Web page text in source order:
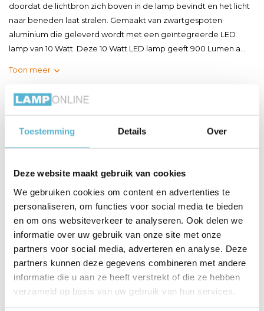
Toestemming Details Over
Deze website maakt gebruik van cookies
We gebruiken cookies om content en advertenties te
personaliseren, om functies voor social media te bieden
en om ons websiteverkeer te analyseren. Ook delen we
informatie over uw gebruik van onze site met onze
partners voor social media, adverteren en analyse. Deze
partners kunnen deze gegevens combineren met andere
informatie die u aan ze heeft verstrekt of die ze hebben
verzameld op basis van uw gebruik van hun services.
doordat de lichtbron zich boven in de lamp bevindt en het licht
naar beneden laat stralen. Gemaakt van zwartgespoten
aluminium die geleverd wordt met een geïntegreerde LED
lamp van 10 Watt. Deze 10 Watt LED lamp geeft 900 Lumen a...
Toon meer
Productspecificaties
Artikelnummer BLkenton
Breedte 20 cm
Toon meer
Vergelijk Delen
Gerelateerde artikelen: